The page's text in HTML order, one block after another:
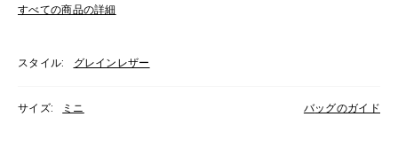
すべての商品の詳細
スタイル: グレインレザー
サイズ: ミニ バッグのガイド